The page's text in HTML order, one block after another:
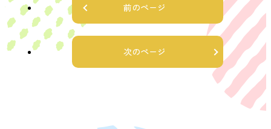
前のページ
次のページ